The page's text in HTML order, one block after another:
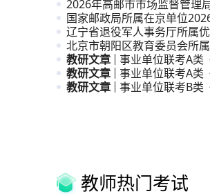
2026年高邮市市场监督管理
人员公
国家邮政局所属在京单位
辽宁省退役军人事务厅所属
招聘高
北京市朝阳区教育委员会所
引进公
教研文章 事业单位联考A类
析
教研文章 事业单位联考A类
教研文章 事业单位联考B类
教师热门考试